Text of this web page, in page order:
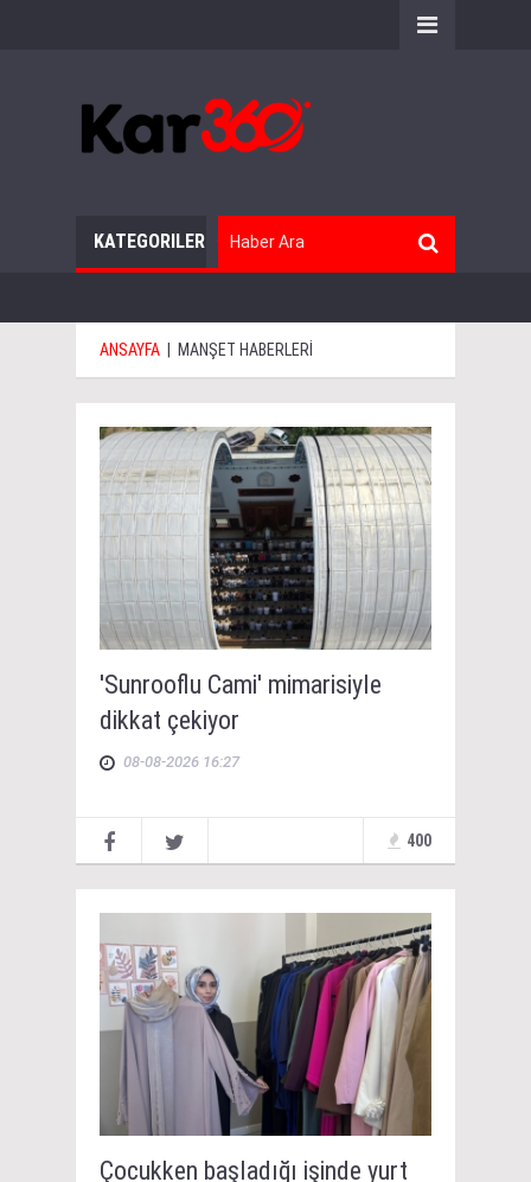
KATEGORILER
ANSAYFA | MANŞET HABERLERİ
'Sunrooflu Cami' mimarisiyle
dikkat çekiyor
08-08-2026 16:27
400
Çocukken başladığı işinde yurt